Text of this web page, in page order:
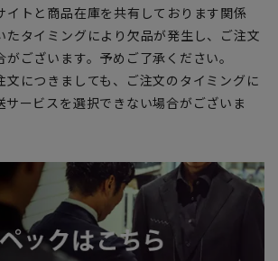
トと商品在庫を共有しております関係
たタイミングにより欠品が発生し、ご注文
ございます。予めご了承ください。
につきましても、ご注文のタイミングに
サービスを選択できない場合がございま